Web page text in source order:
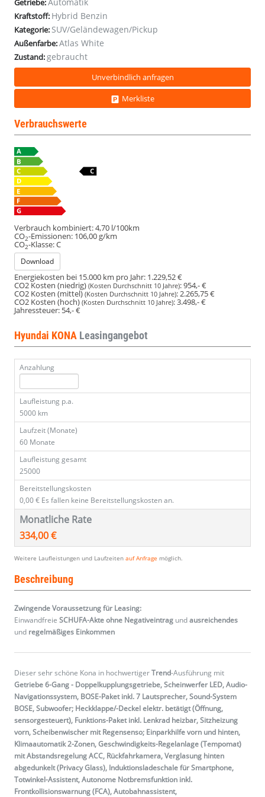
SHZ
ACC
SHZ
ACC
SHZ
ACC
SHZ
ACC
SHZ
ACC
SHZ
ACC
SHZ
ACC
SHZ
ACC
SHZ
ACC
SHZ
ACC
SHZ
ACC
Getriebe:
Kraftstoff: Hybrid Benzin
Kategorie: SUV/Geländewagen/Pickup
Außenfarbe:Atlas White
Zustand: gebraucht
Unverbindlich anfragen
Merkliste
Verbrauchswerte
Verbrauch kombiniert:4,70 l/100km
CO2-Emissionen: 106,00 g/km
CO2-Klasse:C
Download
Energiekosten bei 15.000 km pro Jahr: 1.229,52 €
CO2 Kosten (niedrig) (Kosten Durchschnitt 10 Jahre):954,- €
CO2 Kosten (mittel)(Kosten Durchschnitt 10 Jahre):2.265,75 €
CO2 Kosten (hoch) (Kosten Durchschnitt 10 Jahre):3.498,- €
Jahressteuer: 54,- €
Hyundai KONA Leasingangebot
Anzahlung
Laufleistung p.a.
5000 km
Laufzeit (Monate)
60 Monate
Laufleistung gesamt
25000
Bereitstellungskosten
0,00 € Es fallen keine Bereitstellungskosten an.
Monatliche Rate
334,00 €
Weitere Laufleistungen und Laufzeiten auf Anfrage möglich.
Beschreibung
Zwingende Voraussetzung für Leasing:
Einwandfreie SCHUFA-Akte ohne Negativeintrag undausreichendes
und regelmäßiges Einkommen
Dieser sehr schöne Kona in hochwertigerTrend-Ausführung mit
Getriebe 6-Gang - Doppelkupplungsgetriebe, Scheinwerfer LED, Audio-
Navigationssystem, BOSE-Paket inkl. 7 Lautsprecher, Sound-System
BOSE, Subwoofer; Heckklappe/-Deckel elektr. betätigt (Öffnung,
sensorgesteuert), Funktions-Paket inkl. Lenkrad heizbar, Sitzheizung
vorn, Scheibenwischer mit Regensenso; Einparkhilfe vorn und hinten,
Klimaautomatik 2-Zonen, Geschwindigkeits-Regelanlage (Tempomat)
mit Abstandsregelung ACC, Rückfahrkamera, Verglasung hinten
abgedunkelt (Privacy Glass), Induktionsladeschale für Smartphone,
Totwinkel-Assistent, Autonome Notbremsfunktion inkl.
Frontkollisionswarnung (FCA), Autobahnassistent,